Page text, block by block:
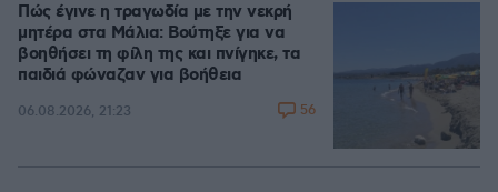
Πώς έγινε η τραγωδία με την νεκρή
μητέρα στα Μάλια: Βούτηξε για να
βοηθήσει τη φίλη της και πνίγηκε, τα
παιδιά φώναζαν για βοήθεια
06.08.2026, 21:23 56